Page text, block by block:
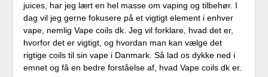
juices, har jeg lært en hel masse om vaping og tilbehør. I
dag vil jeg gerne fokusere på et vigtigt element i enhver
vape, nemlig Vape coils dk. Jeg vil forklare, hvad det er,
hvorfor det er vigtigt, og hvordan man kan vælge det
rigtige coils til sin vape i Danmark. Så lad os dykke ned i
emnet og få en bedre forståelse af, hvad Vape coils dk er.